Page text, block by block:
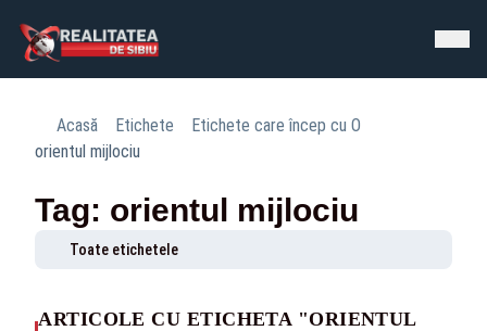
Acasă Etichete
Etichete care încep cu O
orientul mijlociu
Tag: orientul mijlociu
Toate etichetele
ARTICOLE CU ETICHETA "ORIENTUL